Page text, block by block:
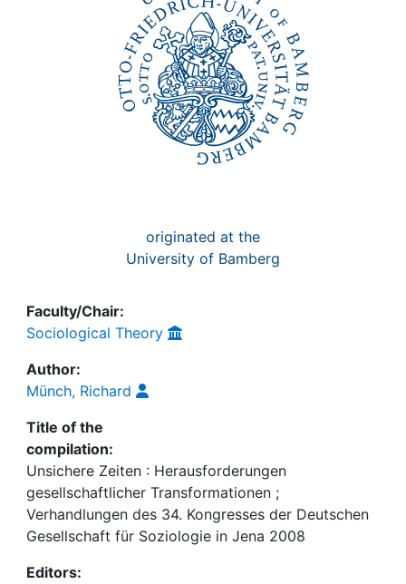
originated at the
University of Bamberg
Faculty/Chair:
Sociological Theory
Author:
Münch, Richard
Title of the
compilation:
Unsichere Zeiten : Herausforderungen
gesellschaftlicher Transformationen ;
Verhandlungen des 34. Kongresses der Deutschen
Gesellschaft für Soziologie in Jena 2008
Editors: